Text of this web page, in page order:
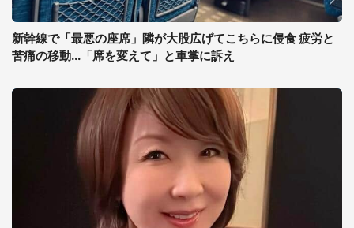
新幹線で「最悪の座席」隣が大股広げてこちらに侵食 疲労と
苦痛の移動...「席を変えて」と車掌に訴え